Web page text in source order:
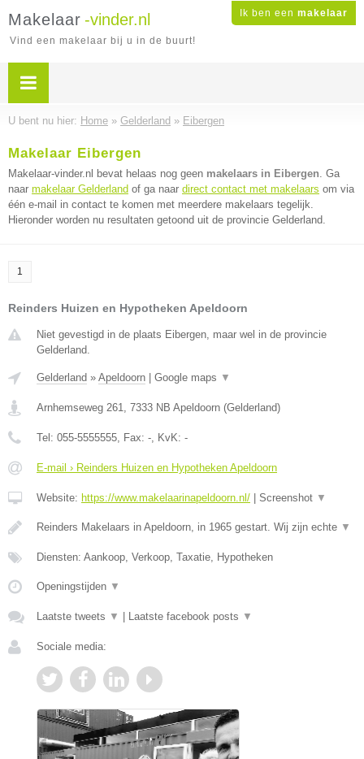
Ik ben een makelaar
Makelaar -vinder.nl
Vind een makelaar bij u in de buurt!
U bent nu hier: Home » Gelderland » Eibergen
Makelaar Eibergen
Makelaar-vinder.nl bevat helaas nog geen makelaars in Eibergen. Ga
naar makelaar Gelderland of ga naar direct contact met makelaars om via
één e-mail in contact te komen met meerdere makelaars tegelijk.
Hieronder worden nu resultaten getoond uit de provincie Gelderland.
1
Reinders Huizen en Hypotheken Apeldoorn
Niet gevestigd in de plaats Eibergen, maar wel in de provincie
Gelderland.
Gelderland » Apeldoorn Google maps ▼
Arnhemseweg 261, 7333 NB Apeldoorn (Gelderland)
Tel: 055-5555555, Fax: -, KvK: -
E-mail › Reinders Huizen en Hypotheken Apeldoorn
Website: https://www.makelaarinapeldoorn.nl/ Screenshot ▼
Reinders Makelaars in Apeldoorn, in 1965 gestart. Wij zijn echte ▼
Diensten: Aankoop, Verkoop, Taxatie, Hypotheken
Openingstijden ▼
Laatste tweets ▼ Laatste facebook posts ▼
Sociale media: